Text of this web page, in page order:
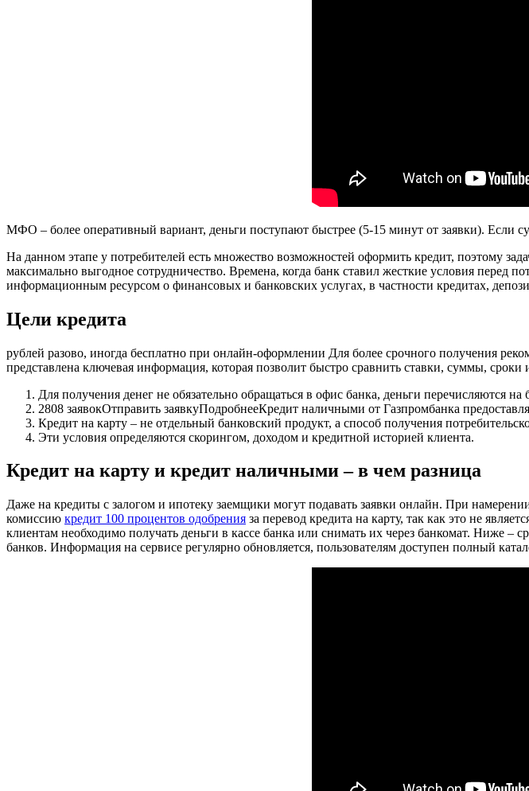
МФО – более оперативный вариант, деньги поступают быстрее (5-15 минут от заявки). Если
На данном этапе у потребителей есть множество возможностей оформить кредит, поэтому
максимально выгодное сотрудничество. Времена, когда банк ставил жесткие условия перед
информационным ресурсом о финансовых и банковских услугах, в частности кредитах,
Цели кредита
рублей разово, иногда бесплатно при онлайн-оформлении Для более срочного получения
представлена ключевая информация, которая позволит быстро сравнить ставки, суммы, сроки
Для получения денег не обязательно обращаться в офис банка, деньги перечисляются на
2808 заявокОтправить заявкуПодробнееКредит наличными от Газпромбанка
Кредит на карту – не отдельный банковский продукт, а способ получения
Эти условия определяются скорингом, доходом и кредитной историей клиента.
Кредит на карту и кредит наличными – в чем разница
Даже на кредиты с залогом и ипотеку заемщики могут подавать заявки онлайн. При
комиссию кредит 100 процентов одобрения за перевод кредита на карту, так как это не
клиентам необходимо получать деньги в кассе банка или снимать их через банкомат. Ниже
банков. Информация на сервисе регулярно обновляется, пользователям доступен полный